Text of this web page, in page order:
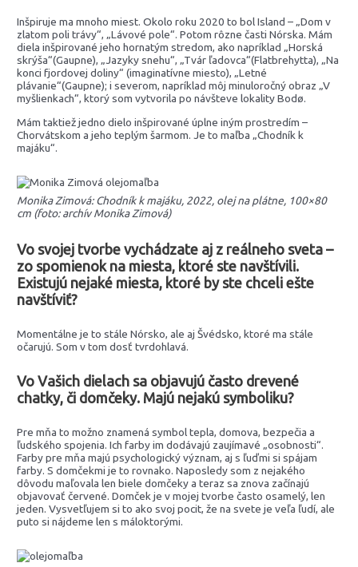
Inšpiruje ma mnoho miest. Okolo roku 2020 to bol Island – „Dom v
zlatom poli trávy“, „Lávové pole“. Potom rôzne časti Nórska. Mám
diela inšpirované jeho hornatým stredom, ako napríklad „Horská
skrýša“(Gaupne), „Jazyky snehu“, „Tvár ľadovca“(Flatbrehytta), „Na
konci fjordovej doliny“ (imaginatívne miesto), „Letné
plávanie“(Gaupne); i severom, napríklad môj minuloročný obraz „V
myšlienkach“, ktorý som vytvorila po návšteve lokality Bodø.
Mám taktiež jedno dielo inšpirované úplne iným prostredím –
Chorvátskom a jeho teplým šarmom. Je to maľba „Chodník k
majáku“.
Monika Zimová: Chodník k majáku, 2022, olej na plátne, 100×80
cm (foto: archív Monika Zimová)
Vo svojej tvorbe vychádzate aj z reálneho sveta –
zo spomienok na miesta, ktoré ste navštívili.
Existujú nejaké miesta, ktoré by ste chceli ešte
navštíviť?
Momentálne je to stále Nórsko, ale aj Švédsko, ktoré ma stále
očarujú. Som v tom dosť tvrdohlavá.
Vo Vašich dielach sa objavujú často drevené
chatky, či domčeky. Majú nejakú symboliku?
Pre mňa to možno znamená symbol tepla, domova, bezpečia a
ľudského spojenia. Ich farby im dodávajú zaujímavé „osobnosti“.
Farby pre mňa majú psychologický význam, aj s ľuďmi si spájam
farby. S domčekmi je to rovnako. Naposledy som z nejakého
dôvodu maľovala len biele domčeky a teraz sa znova začínajú
objavovať červené. Domček je v mojej tvorbe často osamelý, len
jeden. Vysvetľujem si to ako svoj pocit, že na svete je veľa ľudí, ale
puto si nájdeme len s máloktorými.